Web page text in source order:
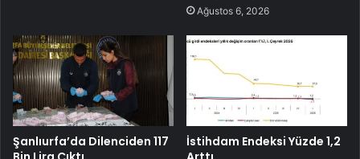
Ağustos 6, 2026
Şanlıurfa’da Dilenciden 117
İstihdam Endeksi Yüzde 1,2